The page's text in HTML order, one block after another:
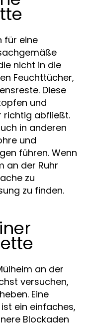
für eine
nicht in die
Feuchttücher,
Diese
und
richtig abfließt.
in anderen
und
führen. Wenn
an der Ruhr
zu
zu finden.
an der
versuchen,
Eine
ein einfaches,
Blockaden